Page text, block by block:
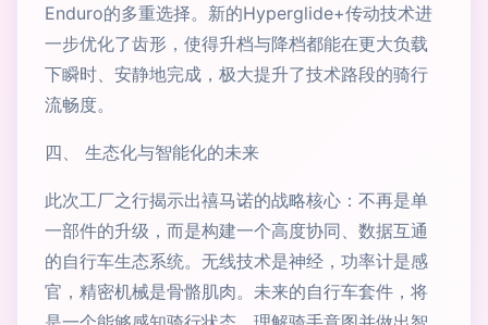
Enduro的多重选择。新的Hyperglide+传动技术进
一步优化了齿形，使得升档与降档都能在更大负载
下瞬时、安静地完成，极大提升了技术路段的骑行
流畅度。
四、 生态化与智能化的未来
此次工厂之行揭示出禧马诺的战略核心：不再是单
一部件的升级，而是构建一个高度协同、数据互通
的自行车生态系统。无线技术是神经，功率计是感
官，精密机械是骨骼肌肉。未来的自行车套件，将